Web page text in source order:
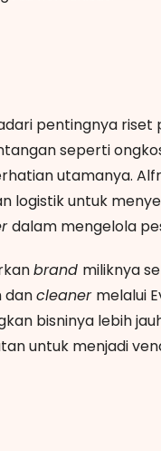
pentingnya riset
seperti
utamanya.
logistik untuk
dalam mengelola
brand miliknya
dancleaner melalui
bisninya lebih
untuk menjadi